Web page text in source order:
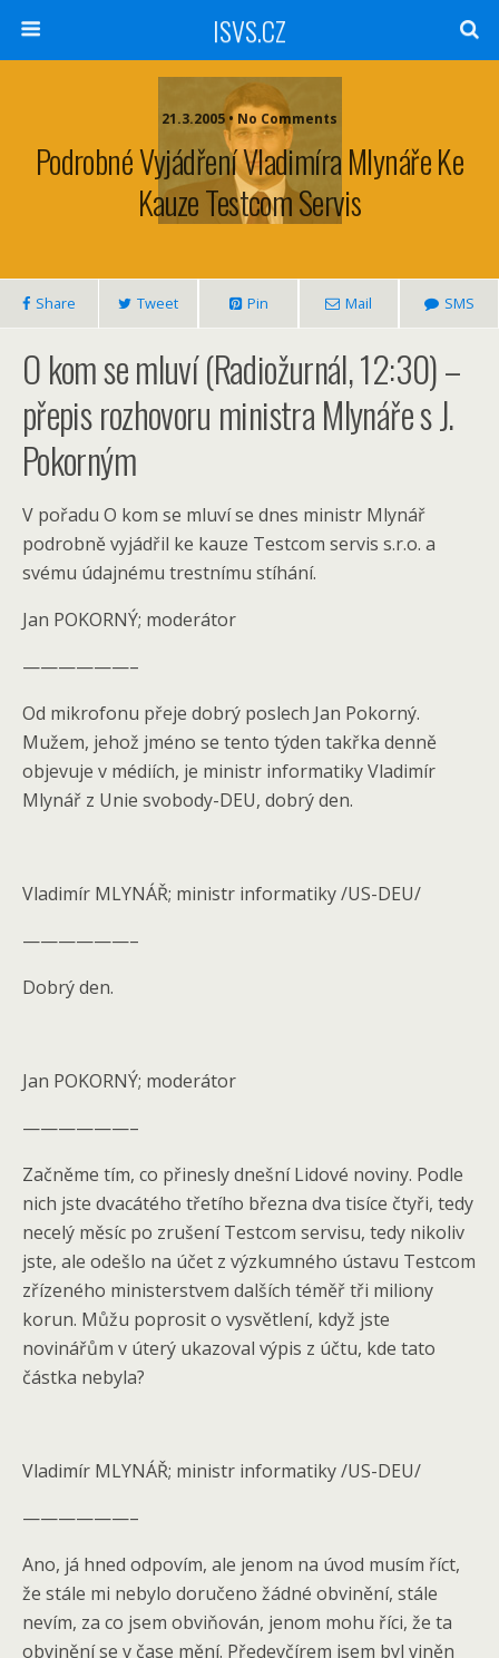
ISVS.CZ
21.3.2005 • No Comments
Podrobné Vyjádření Vladimíra Mlynáře Ke
Kauze Testcom Servis
Share Tweet Pin Mail SMS
O kom se mluví (Radiožurnál, 12:30) –
přepis rozhovoru ministra Mlynáře s J.
Pokorným
V pořadu O kom se mluví se dnes ministr Mlynář
podrobně vyjádřil ke kauze Testcom servis s.r.o. a
svému údajnému trestnímu stíhání.
Jan POKORNÝ; moderátor
——————–
Od mikrofonu přeje dobrý poslech Jan Pokorný.
Mužem, jehož jméno se tento týden takřka denně
objevuje v médiích, je ministr informatiky Vladimír
Mlynář z Unie svobody-DEU, dobrý den.
Vladimír MLYNÁŘ; ministr informatiky /US-DEU/
——————–
Dobrý den.
Jan POKORNÝ; moderátor
——————–
Začněme tím, co přinesly dnešní Lidové noviny. Podle
nich jste dvacátého třetího března dva tisíce čtyři, tedy
necelý měsíc po zrušení Testcom servisu, tedy nikoliv
jste, ale odešlo na účet z výzkumného ústavu Testcom
zřízeného ministerstvem dalších téměř tři miliony
korun. Můžu poprosit o vysvětlení, když jste
novinářům v úterý ukazoval výpis z účtu, kde tato
částka nebyla?
Vladimír MLYNÁŘ; ministr informatiky /US-DEU/
——————–
Ano, já hned odpovím, ale jenom na úvod musím říct,
že stále mi nebylo doručeno žádné obvinění, stále
nevím, za co jsem obviňován, jenom mohu říci, že ta
obvinění se v čase mění. Předevčírem jsem byl viněn